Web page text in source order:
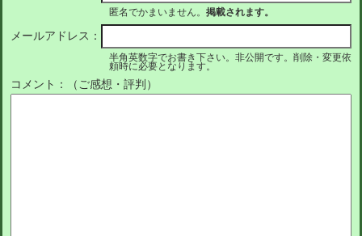
匿名でかまいません。 掲載されます。
メールアドレス：
半角英数字でお書き下さい。非公開です。削除・変更依
頼時に必要となります。
コメント：（ご感想・評判）